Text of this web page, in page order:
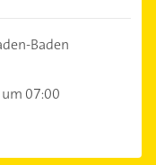
Baden
07:00